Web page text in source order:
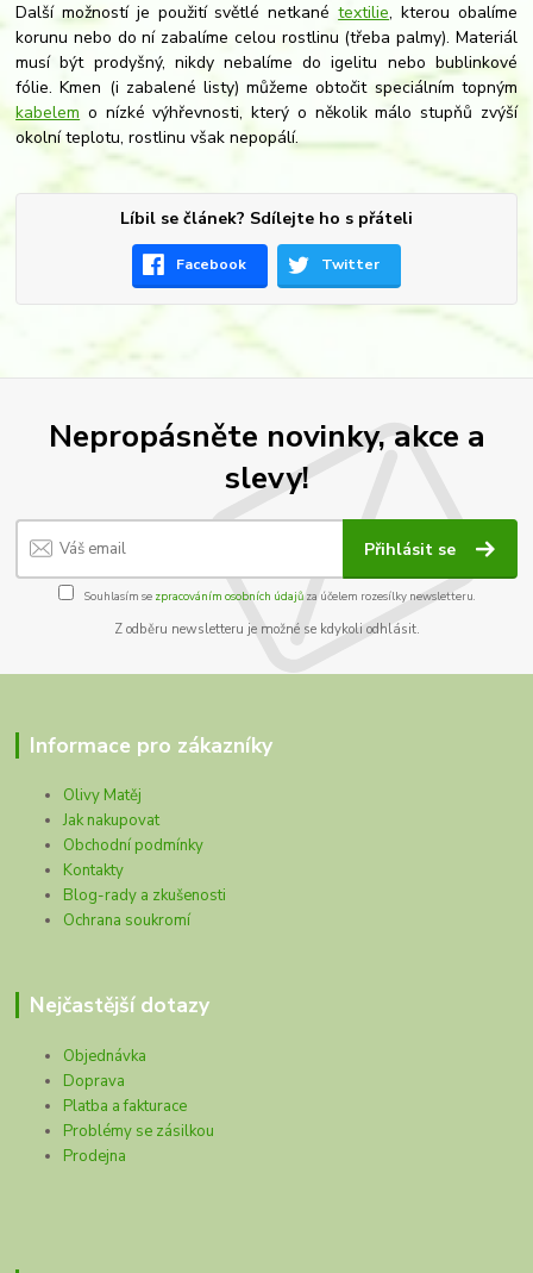
Další možností je použití světlé netkanétextilie, kterou obalíme
korunu nebo do ní zabalíme celou rostlinu (třeba palmy). Materiál
musí být prodyšný, nikdy nebalíme do igelitu nebo bublinkové
fólie. Kmen (i zabalené listy) můžeme obtočit speciálním topným
kabelem o nízké výhřevnosti, který o několik málo stupňů zvýší
okolní teplotu, rostlinu však nepopálí.
Líbil se článek? Sdílejte ho s přáteli
Facebook Twitter
Nepropásněte novinky, akce a
slevy!
Přihlásit se
Souhlasím se zpracováním osobních údajůza účelem rozesílky newsletteru.
Z odběru newsletteru je možné se kdykoli odhlásit.
Informace pro zákazníky
Olivy Matěj
Jak nakupovat
Obchodní podmínky
Kontakty
Blog-rady a zkušenosti
Ochrana soukromí
Nejčastější dotazy
Objednávka
Doprava
Platba a fakturace
Problémy se zásilkou
Prodejna